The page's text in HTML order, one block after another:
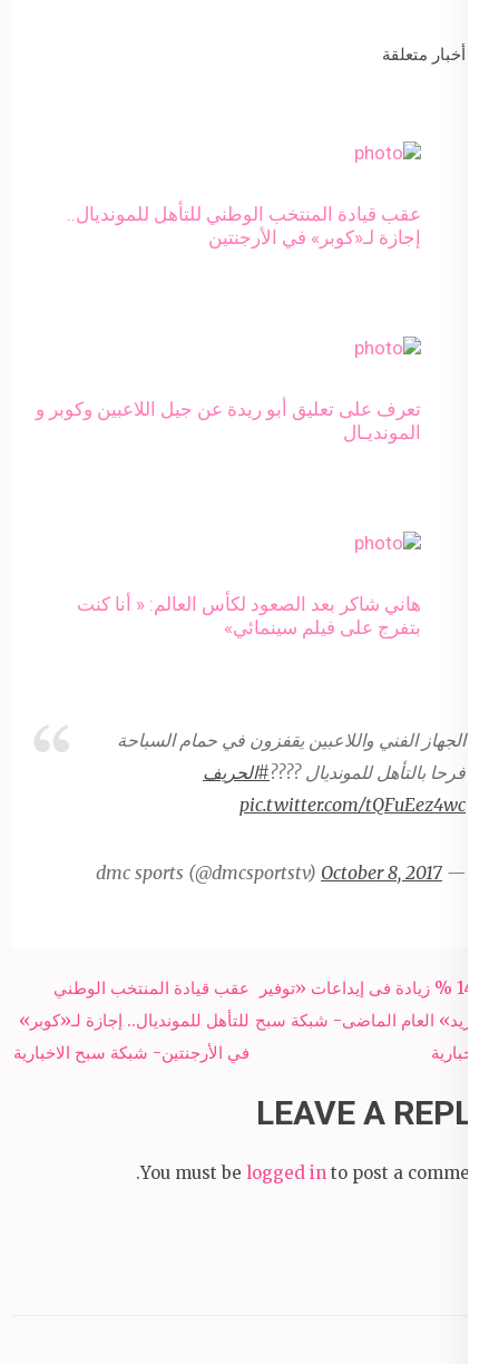
أخبار متعلقة
عقب قيادة المنتخب الوطني للتأهل للمونديال..
إجازة لـ«كوبر» في الأرجنتين
تعرف على تعليق أبو ريدة عن جيل اللاعبين وكوبر و
المونديـال
هاني شاكر بعد الصعود لكأس العالم: « أنا كنت
بتفرج على فيلم سينمائي»
الجهاز الفني واللاعبين يقفزون في حمام السباحة
فرحا بالتأهل للمونديال ????#الحريف
pic.twitter.com/tQFuEez4wc
— dmc sports (@dmcsportstv)
October 8, 2017
Post
navigation
عقب قيادة المنتخب الوطني
للتأهل للمونديال.. إجازة لـ«كوبر»
في الأرجنتين- شبكة سبح الاخبارية
14.2 % زيادة فى إيداعات «توفير
البريد» العام الماضى- شبكة سبح
الاخبارية
LEAVE A REPLY
You must be logged in to post a comment.